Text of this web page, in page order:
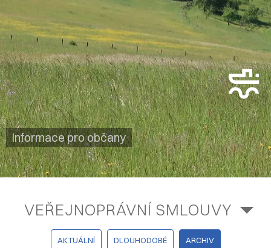
Informace pro občany
VEŘEJNOPRÁVNÍ SMLOUVY
AKTUÁLNÍ DLOUHODOBÉ ARCHIV